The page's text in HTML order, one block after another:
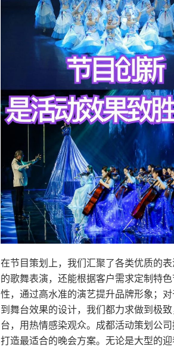
在节目策划上，我们汇聚了各类优质的
的歌舞表演，还能根据客户需求定制特
性，通过高水准的演艺提升品牌形象；
到舞台效果的设计，我们都力求做到极
台，用热情感染观众。成都活动策划公
打造最适合的晚会方案。无论是大型的